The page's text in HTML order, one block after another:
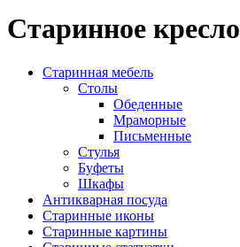
Старинное кресло
Старинная мебель
Столы
Обеденные
Мраморные
Письменные
Стулья
Буфеты
Шкафы
Антикварная посуда
Старинные иконы
Старинные картины